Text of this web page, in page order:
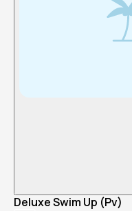
Deluxe Swim Up (Pv)